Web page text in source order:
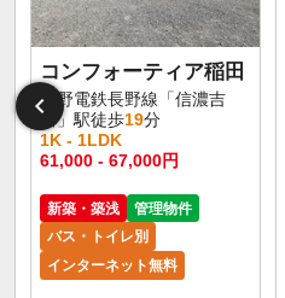
コンフォーティア稲田
長野電鉄長野線「信濃吉
田」駅徒歩19分
1K - 1LDK
61,000 - 67,000円
新築・築浅
管理物件
バス・トイレ別
インターネット無料